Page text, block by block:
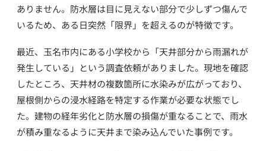
ありません。防水層は目に見えない部分で少しずつ傷んで
いるため、ある日突然「限界」を超えるのが特徴です。
最近、玉名市内にある小学校から「天井部分から雨漏れが
発生している」という調査依頼がありました。現地を確認
したところ、天井材の複数箇所に水染みが広がっており、
屋根側からの浸水経路を特定する作業が必要な状態でし
た。建物の経年劣化と防水層の損傷が重なることで、雨水
が積み重なるように天井まで染み込んでいた事例です。